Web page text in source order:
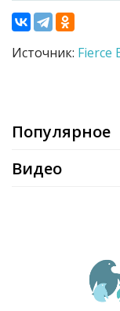
Источник: Fierce
Популярное
Видео